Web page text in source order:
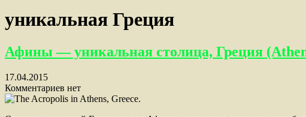
уникальная Греция
Афины — уникальная столица, Греция
17.04.2015
Комментариев нет